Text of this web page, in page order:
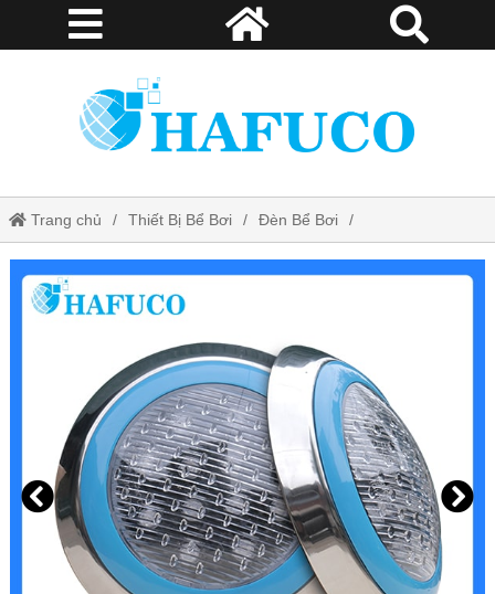
Trang chủ Thiết Bị Bể Bơi Đèn Bể Bơi
Đèn LED TF - MCLED